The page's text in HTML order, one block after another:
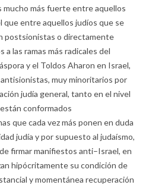
mucho más fuerte entre aquellos
que entre aquellos judíos que se
postsionistas o directamente
las ramas más radicales del
y el Toldos Aharon en Israel,
muy minoritarios por
judía general, tanto en el nivel
conformados
que cada vez más ponen en duda
judía y por supuesto al judaísmo,
firmar manifiestos anti–Israel, en
hipócritamente su condición de
y momentánea recuperación